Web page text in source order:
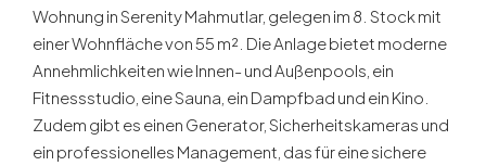
Wohnung in Serenity Mahmutlar, gelegen im 8. Stock mit
einer Wohnfläche von 55 m². Die Anlage bietet moderne
Annehmlichkeiten wie Innen- und Außenpools, ein
Fitnessstudio, eine Sauna, ein Dampfbad und ein Kino.
Zudem gibt es einen Generator, Sicherheitskameras und
ein professionelles Management, das für eine sichere